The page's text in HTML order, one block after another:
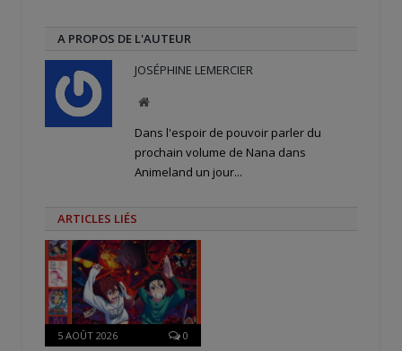
A PROPOS DE L'AUTEUR
JOSÉPHINE LEMERCIER
Site
Dans l'espoir de pouvoir parler du
prochain volume de Nana dans
Animeland un jour...
ARTICLES LIÉS
5 AOÛT 2026 0